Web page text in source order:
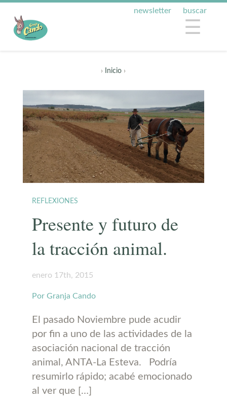
buscar
newsletter
☰
› Inicio ›
REFLEXIONES
Presente y futuro de
la tracción animal.
enero 17th, 2015
Por Granja Cando
El pasado Noviembre pude acudir
por fin a uno de las actividades de la
asociación nacional de tracción
animal, ANTA-La Esteva. Podría
resumirlo rápido; acabé emocionado
al ver que […]